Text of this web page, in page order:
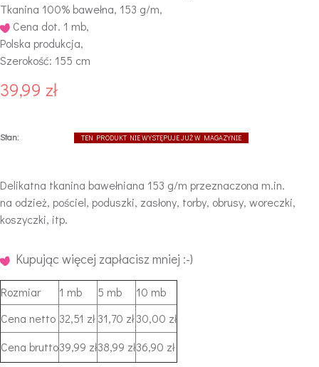
Tkanina 100% bawełna, 153 g/m,
Cena dot. 1 mb,
Polska produkcja,
Szerokość: 155 cm
39,99 zł
Stan: TEN PRODUKT NIE WYSTĘPUJE JUŻ W MAGAZYNIE
Delikatna tkanina bawełniana 153 g/m przeznaczona m.in.
na odzież, pościel, poduszki, zasłony, torby, obrusy, woreczki,
koszyczki, itp.
Kupując więcej zapłacisz mniej :-)
Rozmiar 1 mb 5 mb
10 mb
Cena netto 32,51 zł 31,70 zł30,00 zł
Cena brutto39,99 zł38,99 zł36,90 zł